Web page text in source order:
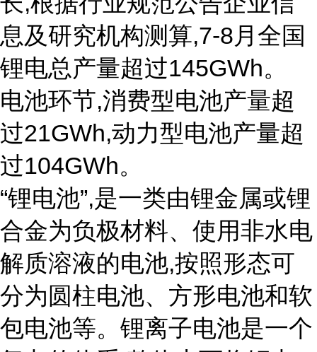
息及研究机构测算,7-8月全国
锂电总产量超过145GWh。
电池环节,消费型电池产量超
过21GWh,动力型电池产量超
过104GWh。
“锂电池”,是一类由锂金属或锂
合金为负极材料、使用非水电
解质溶液的电池,按照形态可
分为圆柱电池、方形电池和软
包电池等。锂离子电池是一个